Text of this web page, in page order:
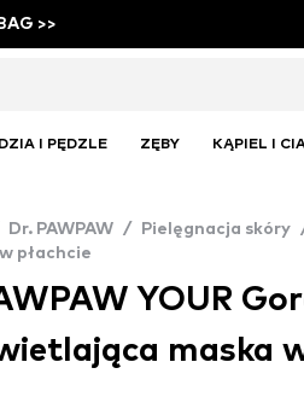
>>
I PĘDZLE ZĘBY KĄPIEL I
Dr. PAWPAW / Pielęgnacja skóry
płachcie
YOUR
maska